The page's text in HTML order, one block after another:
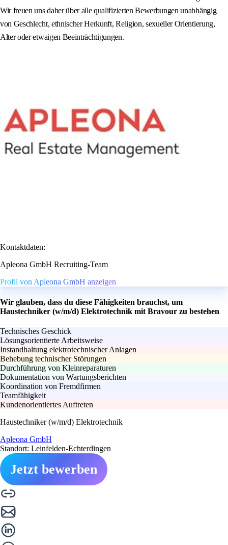
Wir freuen uns daher über alle qualifizierten Bewerbungen unabhängig
von Geschlecht, ethnischer Herkunft, Religion, sexueller Orientierung,
Alter oder etwaigen Beeinträchtigungen.
Kontaktdaten:
Apleona GmbH Recruiting-Team
Profil von Apleona GmbH anzeigen
Wir glauben, dass du diese Fähigkeiten brauchst, um
Haustechniker (w/m/d) Elektrotechnik mit Bravour zu bestehen
Technisches Geschick
Lösungsorientierte Arbeitsweise
Instandhaltung elektrotechnischer Anlagen
Behebung technischer Störungen
Durchführung von Kleinreparaturen
Dokumentation von Wartungsberichten
Koordination von Fremdfirmen
Teamfähigkeit
Kundenorientiertes Auftreten
Haustechniker (w/m/d) Elektrotechnik
Apleona GmbH
Standort: Leinfelden-Echterdingen
Jetzt bewerben